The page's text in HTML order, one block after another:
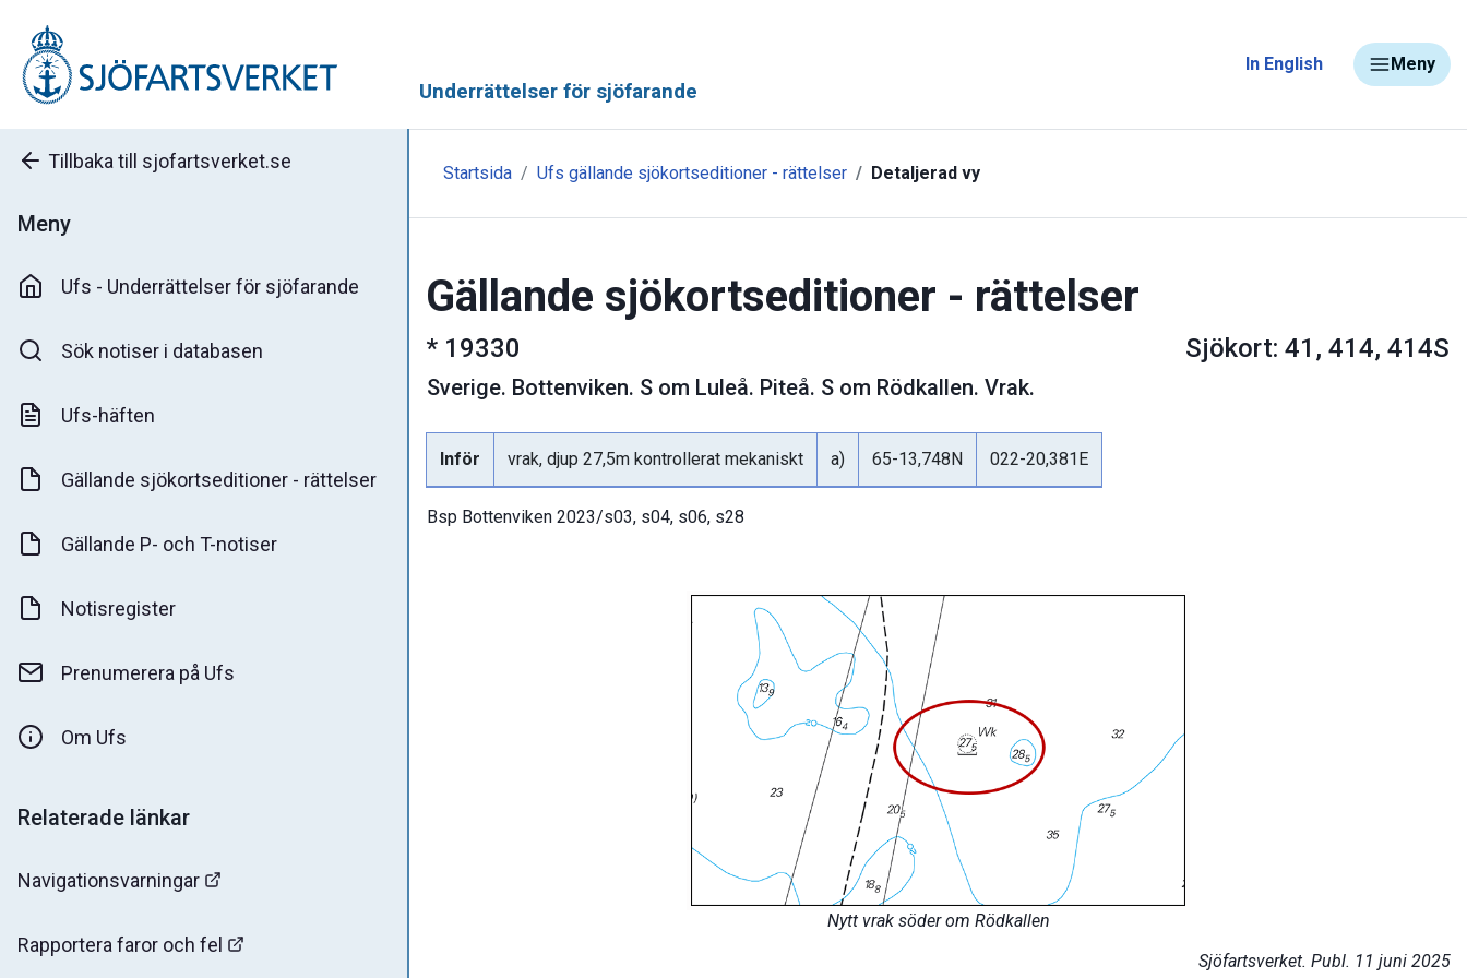
Underrättelser för sjöfarande
In English Meny
Tillbaka till sjofartsverket.se
Meny
Ufs - Underrättelser för sjöfarande
Sök notiser i databasen
Ufs-häften
Gällande sjökortseditioner - rättelser
Gällande P- och T-notiser
Notisregister
Prenumerera på Ufs
Om Ufs
Relaterade länkar
Navigationsvarningar
Rapportera faror och fel
Startsida Ufs gällande sjökortseditioner - rättelser Detaljerad vy
Gällande sjökortseditioner - rättelser
* 19330 Sjökort: 41, 414, 414S
Sverige. Bottenviken. S om Luleå. Piteå. S om Rödkallen. Vrak.
Inför vrak, djup 27,5m kontrollerat mekaniskt a) 65-13,748N 022-20,381E
Bsp Bottenviken 2023/s03, s04, s06, s28
Nytt vrak söder om Rödkallen
Sjöfartsverket. Publ. 11 juni 2025